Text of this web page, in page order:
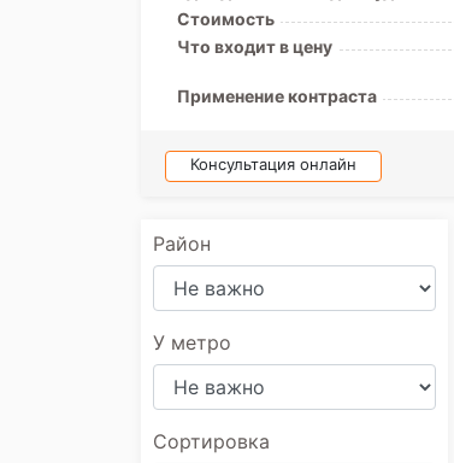
Стоимость
Что входит в цену
Применение контраста
Консультация онлайн
Район
У метро
Сортировка